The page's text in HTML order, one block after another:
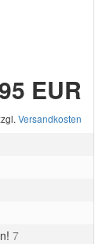
EUR
Versandkosten
57